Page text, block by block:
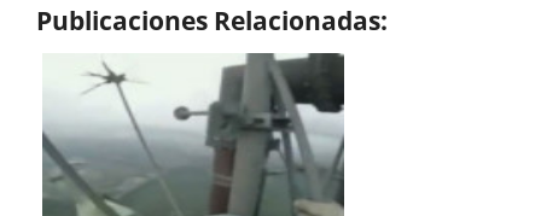
Publicaciones Relacionadas: